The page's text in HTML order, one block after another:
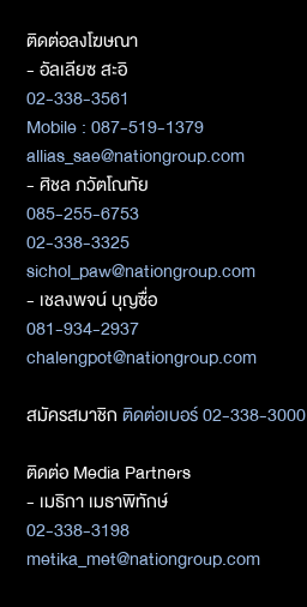
ติดต่อลงโฆษณา
- อัลเลียซ สะอิ
02-338-3561
Mobile : 087-519-1379
allias_sae@nationgroup.com
- ศิชล ภวัตโณทัย
085-255-6753
02-338-3325
sichol_paw@nationgroup.com
- เชลงพจน์ บุญซื่อ
081-934-2937
chalengpot@nationgroup.com
สมัครสมาชิกติดต่อเบอร์ 02-338-3000
ติดต่อ Media Partners
- เมธิกา เมธาพิทักษ์
02-338-3198
metika_met@nationgroup.com